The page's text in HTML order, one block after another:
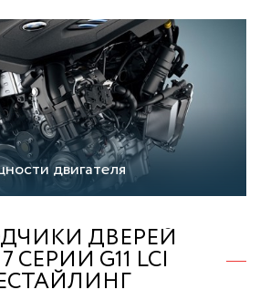
двигателя
ДВЕРЕЙ
СЕРИИ G11 LCI